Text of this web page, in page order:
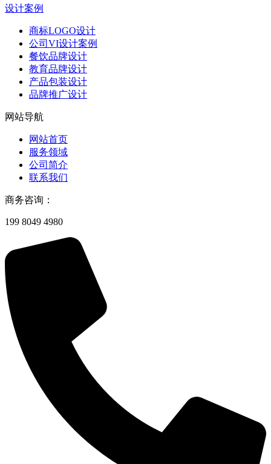
设计案例
商标LOGO设计
公司VI设计案例
餐饮品牌设计
教育品牌设计
产品包装设计
品牌推广设计
网站导航
网站首页
服务领域
公司简介
联系我们
商务咨询：
199 8049 4980